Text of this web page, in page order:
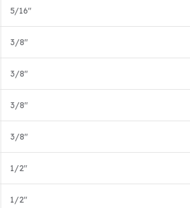
5/16″
3/8″
3/8″
3/8″
3/8″
1/2″
1/2″